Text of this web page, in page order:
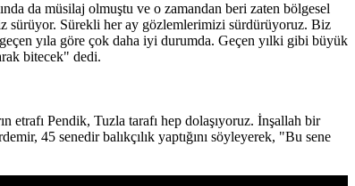
da müsilaj olmuştu ve o zamandan beri zaten bölgesel
sürüyor. Sürekli her ay gözlemlerimizi sürdürüyoruz. Biz
geçen yıla göre çok daha iyi durumda. Geçen yılki gibi büyük
bitecek" dedi.
etrafı Pendik, Tuzla tarafı hep dolaşıyoruz. İnşallah bir
45 senedir balıkçılık yaptığını söyleyerek, "Bu sene